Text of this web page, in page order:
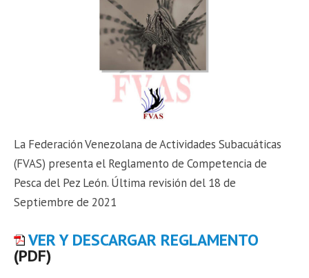
La Federación Venezolana de Actividades Subacuáticas
(FVAS) presenta el Reglamento de Competencia de
Pesca del Pez León. Última revisión del 18 de
Septiembre de 2021
VER Y DESCARGAR REGLAMENTO
(PDF)